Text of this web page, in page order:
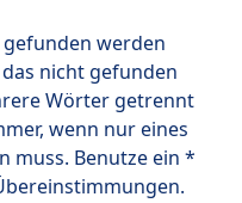
werden
nicht gefunden
Wörter getrennt
wenn nur eines
muss. Benutze ein *